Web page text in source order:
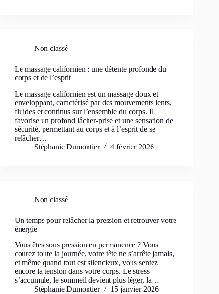
Non classé
Le massage californien : une détente profonde du
corps et de l’esprit
Le massage californien est un massage doux et
enveloppant, caractérisé par des mouvements lents,
fluides et continus sur l’ensemble du corps. Il
favorise un profond lâcher-prise et une sensation de
sécurité, permettant au corps et à l’esprit de se
relâcher…
Stéphanie Dumontier
4 février 2026
Non classé
Un temps pour relâcher la pression et retrouver votre
énergie
Vous êtes sous pression en permanence ? Vous
courez toute la journée, votre tête ne s’arrête jamais,
et même quand tout est silencieux, vous sentez
encore la tension dans votre corps. Le stress
s’accumule, le sommeil devient plus léger, la…
Stéphanie Dumontier
15 janvier 2026